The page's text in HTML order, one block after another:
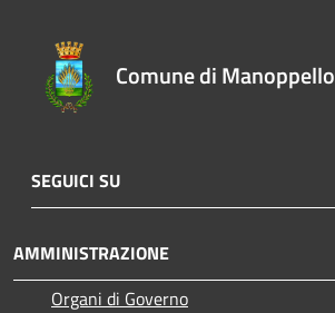
Comune di Manoppello
SEGUICI SU
AMMINISTRAZIONE
Organi di Governo